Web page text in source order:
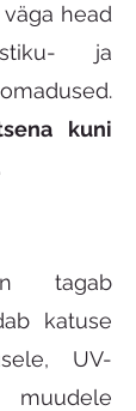
head
ja
kuni
tagab
katuse
UV-